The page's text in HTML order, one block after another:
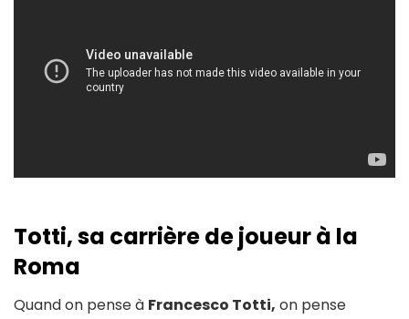
Totti, sa carrière de joueur à la
Roma
Quand on pense à Francesco Totti, on pense